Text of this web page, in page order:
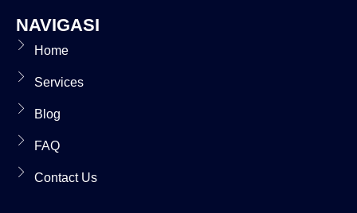
NAVIGASI
Home
Services
Blog
FAQ
Contact Us